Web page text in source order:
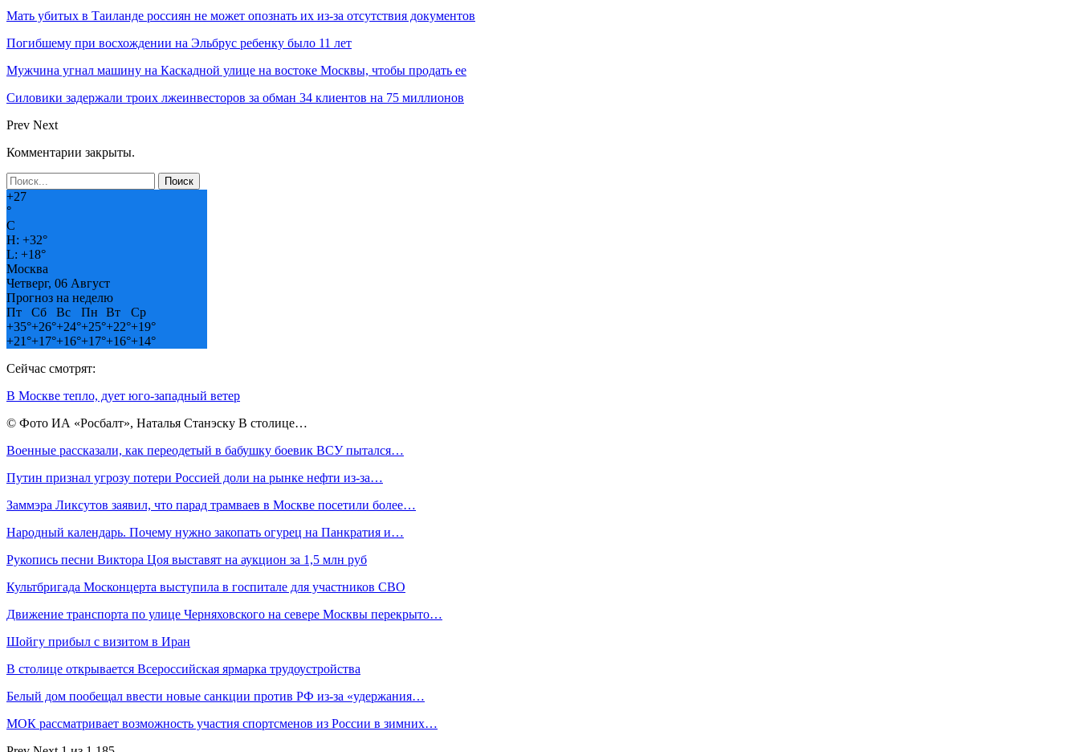
Мать убитых в Таиланде россиян не может опознать их из-за отсутствия документов
Погибшему при восхождении на Эльбрус ребенку было 11 лет
Мужчина угнал машину на Каскадной улице на востоке Москвы, чтобы продать ее
Силовики задержали троих лжеинвесторов за обман 34 клиентов на 75 миллионов
Prev Next
Комментарии закрыты.
+27
°
C
H: +32°
L: +18°
Москва
Четверг, 06 Август
Прогноз на неделю
Пт
Сб Вс Пн Вт
Ср
+35°+26°+24°+25°+22°+19°
+21°+17°+16°+17°+16°+14°
Сейчас смотрят:
В Москве тепло, дует юго-западный ветер
© Фото ИА «Росбалт», Наталья Станэску В столице…
Военные рассказали, как переодетый в бабушку боевик ВСУ пытался…
Путин признал угрозу потери Россией доли на рынке нефти из-за…
Заммэра Ликсутов заявил, что парад трамваев в Москве посетили более…
Народный календарь. Почему нужно закопать огурец на Панкратия и…
Рукопись песни Виктора Цоя выставят на аукцион за 1,5 млн руб
Культбригада Москонцерта выступила в госпитале для участников СВО
Движение транспорта по улице Черняховского на севере Москвы перекрыто…
Шойгу прибыл с визитом в Иран
В столице открывается Всероссийская ярмарка трудоустройства
Белый дом пообещал ввести новые санкции против РФ из-за «удержания…
МОК рассматривает возможность участия спортсменов из России в зимних…